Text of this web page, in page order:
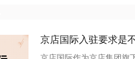
京店国际入驻要求是